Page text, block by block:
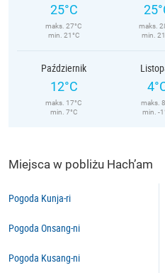
25°C
maks. 27°C
min. 21°C
maks.
min.
Październik
12°C
maks. 17°C
min. 7°C
maks.
min. -
Miejsca w pobliżu Hach’am
Pogoda Kunja-ri
Pogoda Onsang-ni
Pogoda Kusang-ni